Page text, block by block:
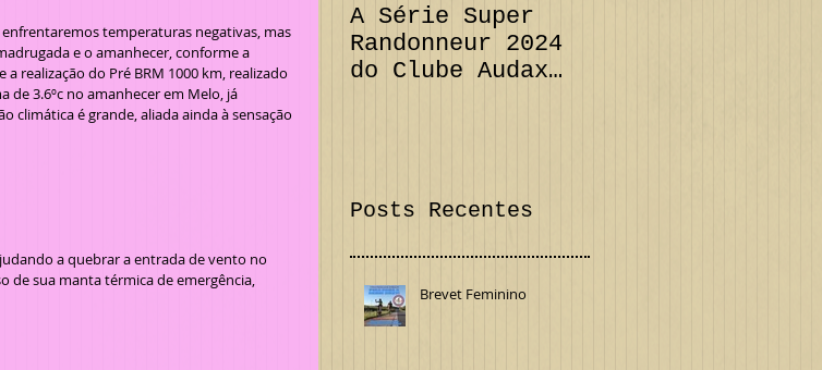
e o amanhecer, conforme a
realização do Pré BRM 1000 km, realizado
3.6ºc no amanhecer em Melo, já
climática é grande, aliada ainda à sensação
de sua manta térmica de emergência,
A Série Super
Randonneur 2024
do Clube Audax
Posts Recentes
Brevet Feminino